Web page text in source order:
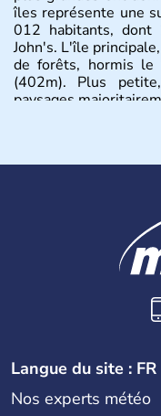
îles représente une
012 habitants,
John's. L'île
de forêts, hormis le
(402m). Plus
paysages
Les premiers
Arawaks et des
Christophe
colonisation
L'esclavage fut
indépendant en tant
Langue du site : FR
Nos experts météo